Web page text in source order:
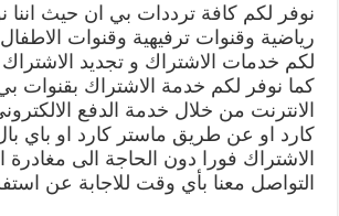
نوفر لكم كافة ترددات بي ان حيث اننا
رياضية وقنوات ترفيهية وقنوات
لكم خدمات الاشتراك و تجديد
كما نوفر لكم خدمة الاشتراك بقنوات
الانترنت من خلال خدمة الدفع
كارد او عن طريق ماستر كارد او باي
الاشتراك فورا دون الحاجة الى مغادرة
التواصل معنا بأي وقت للاجابة عن